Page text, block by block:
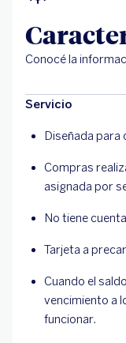
Conocé la
Servicio
Diseñada para
Compras
asignada por
No tiene
Tarjeta a
Cuando el
vencimiento a
funcionar.